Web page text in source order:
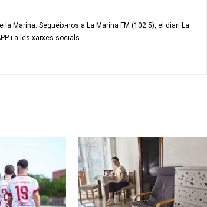
Marina. Segueix-nos a La Marina FM (102.5), el diari La
i a les xarxes socials.